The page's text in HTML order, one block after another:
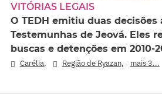
VITÓRIAS LEGAIS
O TEDH emitiu duas decisões
Testemunhas de Jeová. Eles
buscas e detenções em 2010-
Carélia, Região de Ryazan, mais 3...